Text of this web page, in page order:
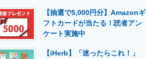
を支援
【抽選で5,000円分】Amazonギ
フトカードが当たる！読者アン
ケート実施中
【iHerb】「迷ったらこれ！」